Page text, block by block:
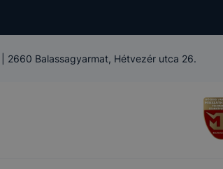
2660 Balassagyarmat, Hétvezér utca 26.